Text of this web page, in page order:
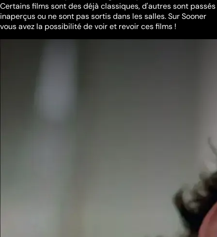
Certains films sont des déjà classiques, d'autres sont passés
inaperçus ou ne sont pas sortis dans les salles. Sur Sooner
vous avez la possibilité de voir et revoir ces films !